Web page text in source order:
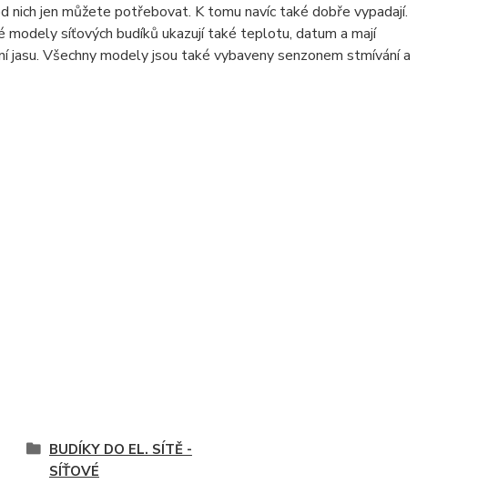
nich jen můžete potřebovat. K tomu navíc také dobře vypadají.
síťových budíků ukazují také teplotu, datum a mají
Všechny modely jsou také vybaveny senzonem stmívání a
BUDÍKY DO EL. SÍTĚ -
SÍŤOVÉ